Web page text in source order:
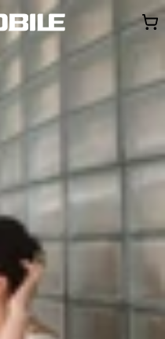
Khuyến
Thông báoKhách
3? Ưu,
Redmi